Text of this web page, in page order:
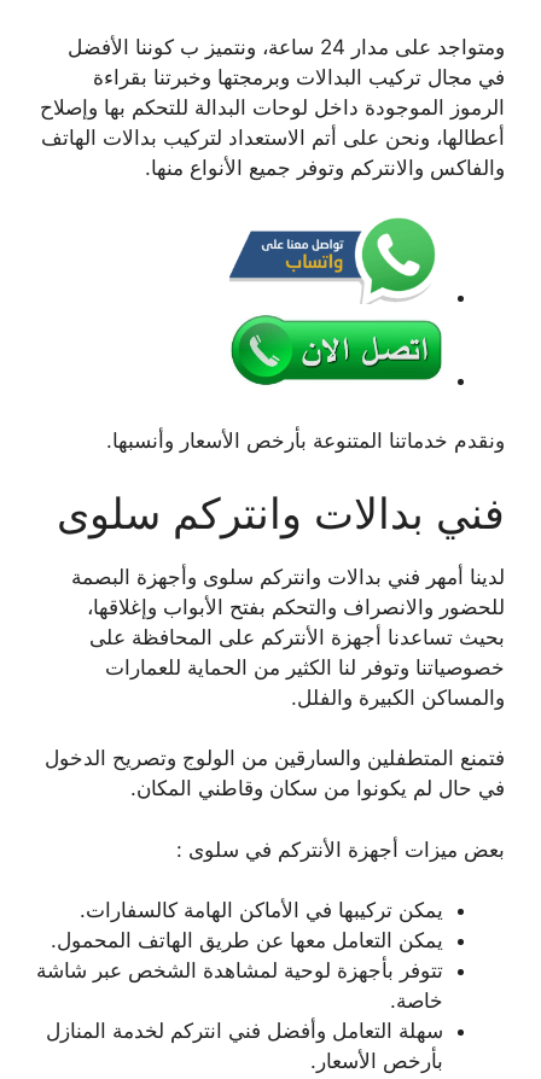
ومتواجد على مدار 24 ساعة، ونتميز ب كوننا الأفضل
في مجال تركيب البدالات وبرمجتها وخبرتنا بقراءة
الرموز الموجودة داخل لوحات البدالة للتحكم بها وإصلاح
أعطالها، ونحن على أتم الاستعداد لتركيب بدالات الهاتف
والفاكس والانتركم وتوفر جميع الأنواع منها.
ونقدم خدماتنا المتنوعة بأرخص الأسعار وأنسبها.
فني بدالات وانتركم سلوى
لدينا أمهر فني بدالات وانتركم سلوى وأجهزة البصمة
للحضور والانصراف والتحكم بفتح الأبواب وإغلاقها،
بحيث تساعدنا أجهزة الأنتركم على المحافظة على
خصوصياتنا وتوفر لنا الكثير من الحماية للعمارات
والمساكن الكبيرة والفلل.
فتمنع المتطفلين والسارقين من الولوج وتصريح الدخول
في حال لم يكونوا من سكان وقاطني المكان.
بعض ميزات أجهزة الأنتركم في سلوى :
يمكن تركيبها في الأماكن الهامة كالسفارات.
يمكن التعامل معها عن طريق الهاتف المحمول.
تتوفر بأجهزة لوحية لمشاهدة الشخص عبر شاشة
خاصة.
سهلة التعامل وأفضل فني انتركم لخدمة المنازل
بأرخص الأسعار.